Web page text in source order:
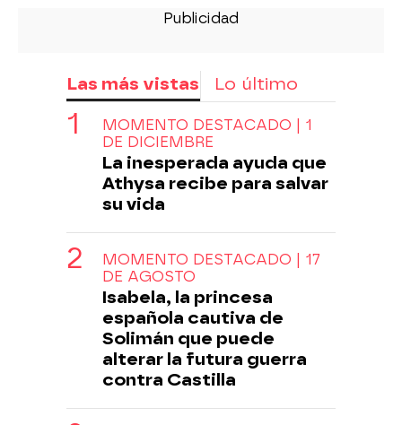
Las más vistas Lo último
MOMENTO DESTACADO | 1
DE DICIEMBRE
La inesperada ayuda que
Athysa recibe para salvar
su vida
MOMENTO DESTACADO | 17
DE AGOSTO
Isabela, la princesa
española cautiva de
Solimán que puede
alterar la futura guerra
contra Castilla